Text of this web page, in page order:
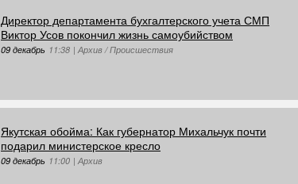
Директор департамента бухгалтерского учета СМП
Виктор Усов покончил жизнь самоубийством
09 декабрь 11:38 |Архив / Происшествия
Якутская обойма: Как губернатор Михальчук почти
подарил министерское кресло
09 декабрь 11:00 |Архив